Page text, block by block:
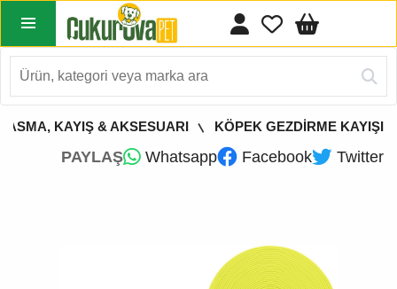
KAYIŞ & AKSESUARI KÖPEK GEZDİRME KAYIŞI
PAYLAŞ Whatsapp Facebook Twitter